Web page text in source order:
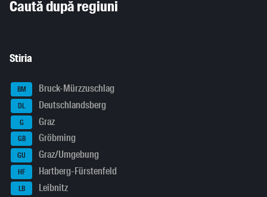
Caută după regiuni
Stiria
BM Bruck-Mürzzuschlag
DL Deutschlandsberg
G Graz
GB Gröbming
GU Graz/Umgebung
HF Hartberg-Fürstenfeld
LB Leibnitz